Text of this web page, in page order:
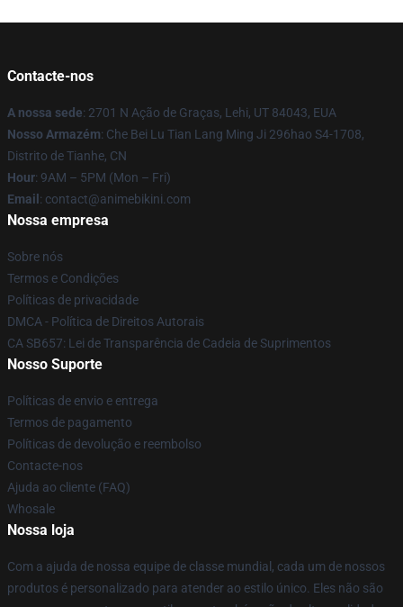
Contacte-nos
A nossa sede: 2701 N Ação de Graças, Lehi, UT 84043, EUA
Nosso Armazém: Che Bei Lu Tian Lang Ming Ji 296hao S4-1708,
Distrito de Tianhe, CN
Hour: 9AM – 5PM (Mon – Fri)
Email : contact@animebikini.com
Nossa empresa
Sobre nós
Termos e Condições
Políticas de privacidade
DMCA - Política de Direitos Autorais
CA SB657: Lei de Transparência de Cadeia de Suprimentos
Nosso Suporte
Políticas de envio e entrega
Termos de pagamento
Políticas de devolução e reembolso
Contacte-nos
Ajuda ao cliente (FAQ)
Whosale
Nossa loja
Com a ajuda de nossa equipe de classe mundial, cada um de nossos
produtos é personalizado para atender ao estilo único. Eles não são